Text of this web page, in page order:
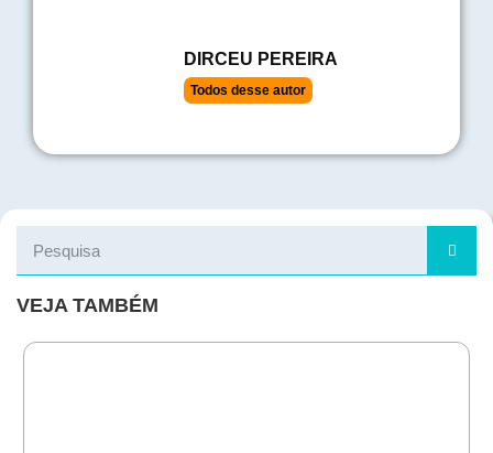
DIRCEU PEREIRA
Todos desse autor
VEJA TAMBÉM